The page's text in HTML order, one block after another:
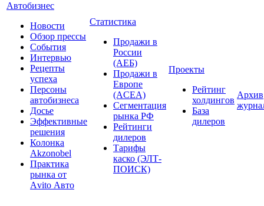
Автобизнес
Новости
Обзор прессы
События
Интервью
Рецепты
успеха
Персоны
автобизнеса
Досье
Эффективные
решения
Колонка
Akzonobel
Практика
рынка от
Аvito Авто
Статистика
Продажи в
России
(АЕБ)
Продажи в
Европе
(ACEA)
Сегментация
рынка РФ
Рейтинги
дилеров
Тарифы
каско (ЭЛТ-
ПОИСК)
Проекты
Рейтинг
холдингов
База
дилеров
Архив